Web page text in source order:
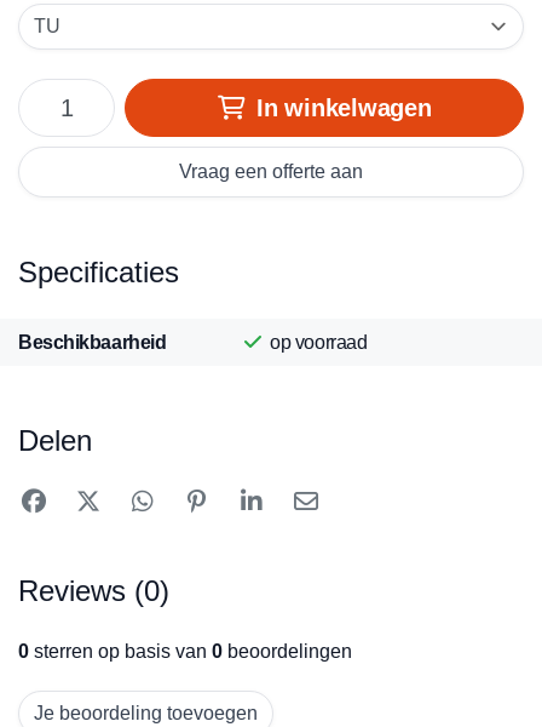
In winkelwagen
Vraag een offerte aan
Specificaties
Beschikbaarheid op voorraad
Delen
Reviews (0)
0 sterren op basis van 0 beoordelingen
Je beoordeling toevoegen